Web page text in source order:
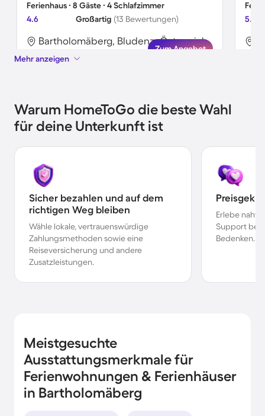
Ferienhaus ∙ 8 Gäste ∙ 4 Schlafzimmer
4.6
Großartig (13 Bewertungen)
Bartholomäberg, Bludenz, Österreich
Zum Angebot
5.0
Mehr anzeigen
Warum HomeToGo die beste Wahl
für deine Unterkunft ist
Sicher bezahlen und auf dem
richtigen Weg bleiben
Wähle lokale, vertrauenswürdige
Zahlungsmethoden sowie eine
Reiseversicherung und andere
Zusatzleistungen.
Erlebe
Support bei
Bedenken.
Meistgesuchte
Ausstattungsmerkmale für
Ferienwohnungen & Ferienhäuser
in Bartholomäberg